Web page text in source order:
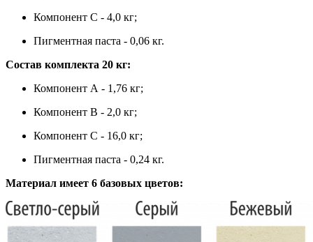
Компонент С - 4,0 кг;
Пигментная паста - 0,06 кг.
Состав комплекта 20 кг:
Компонент А - 1,76 кг;
Компонент В - 2,0 кг;
Компонент С - 16,0 кг;
Пигментная паста - 0,24 кг.
Материал имеет 6 базовых цветов: